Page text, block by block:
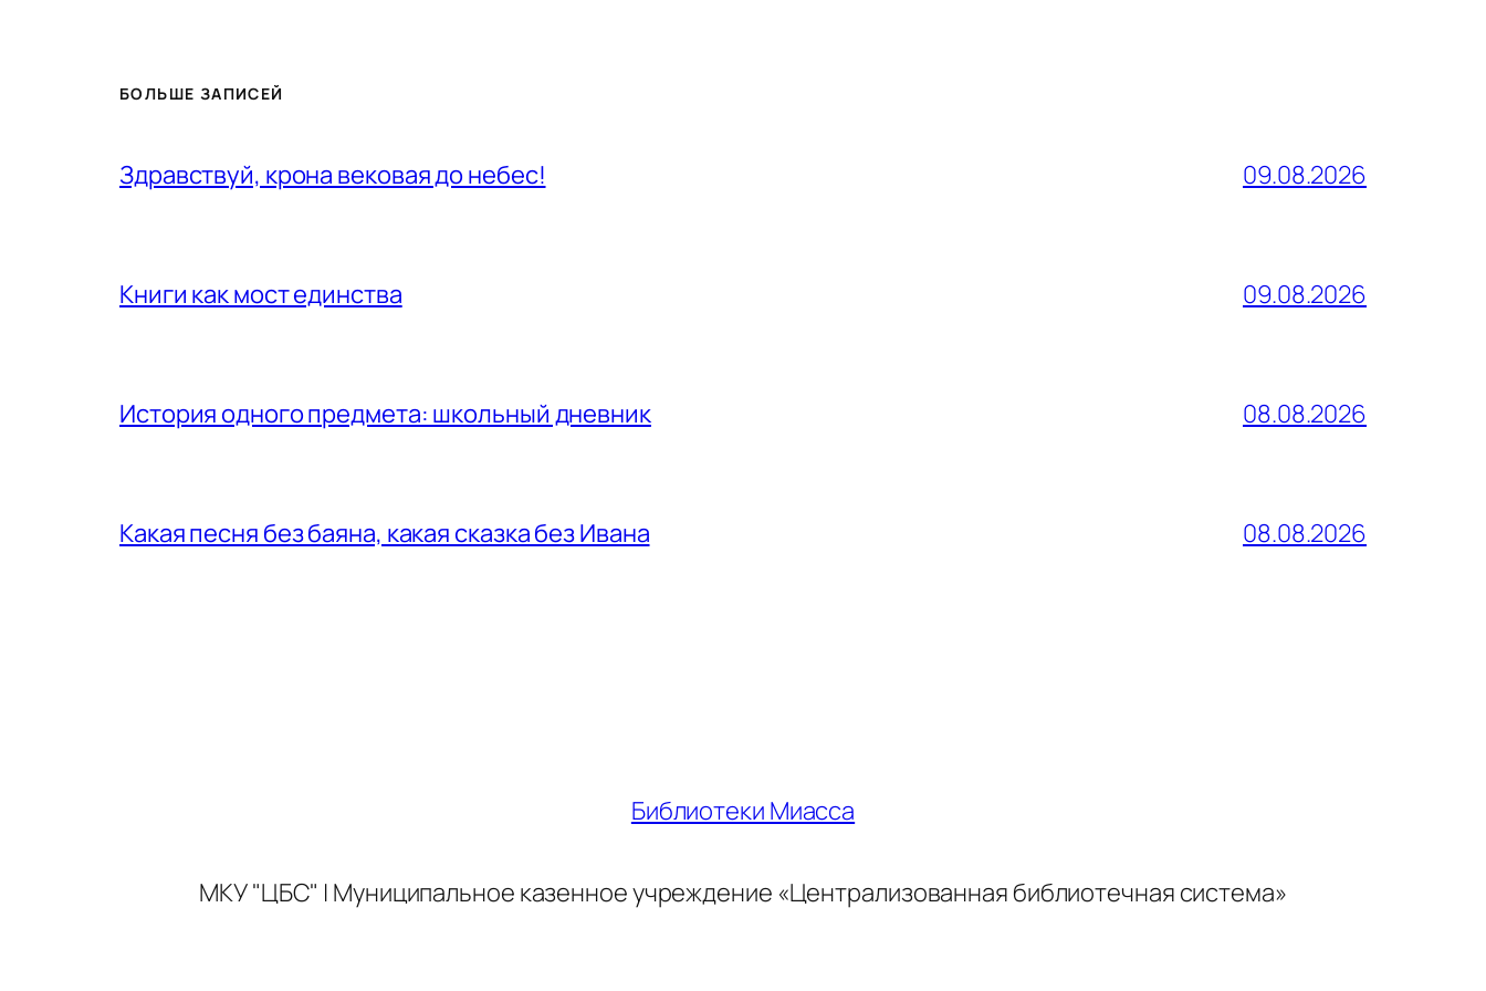
БОЛЬШЕ ЗАПИСЕЙ
Здравствуй, крона вековая до небес! 09.08.2026
Книги как мост единства 09.08.2026
История одного предмета: школьный дневник 08.08.2026
Какая песня без баяна, какая сказка без Ивана 08.08.2026
Библиотеки Миасса
МКУ "ЦБС" | Муниципальное казенное учреждение «Централизованная библиотечная система»